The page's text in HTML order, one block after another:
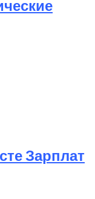
Зарплат